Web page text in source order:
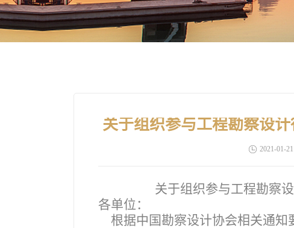
关于组织参与工程勘察设
2021-01-21
关于组织参与工程勘察
各单位：
根据中国勘察设计协会相关通知